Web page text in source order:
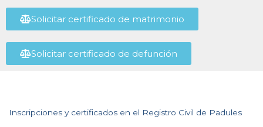
Solicitar certificado de matrimonio
Solicitar certificado de defunción
Inscripciones y certificados en el Registro Civil de Padules